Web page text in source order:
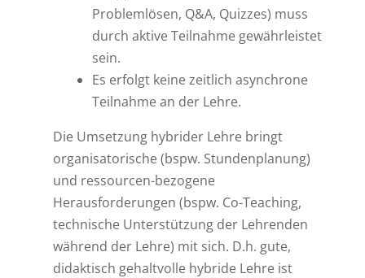
Problemlösen, Q&A, Quizzes) muss
durch aktive Teilnahme gewährleistet
sein.
Es erfolgt keine zeitlich asynchrone
Teilnahme an der Lehre.
Die Umsetzung hybrider Lehre bringt
organisatorische (bspw. Stundenplanung)
und ressourcen-bezogene
Herausforderungen (bspw. Co-Teaching,
technische Unterstützung der Lehrenden
während der Lehre) mit sich. D.h. gute,
didaktisch gehaltvolle hybride Lehre ist